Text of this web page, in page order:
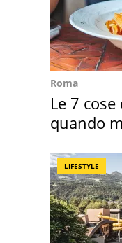
Roma
Le 7
quando
LIFESTYLE